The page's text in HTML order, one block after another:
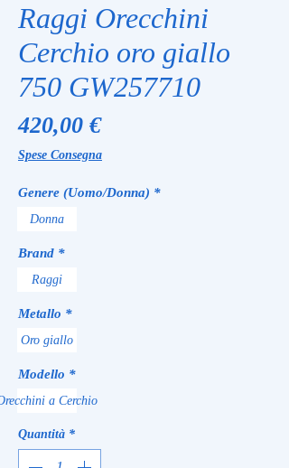
Raggi Orecchini
Cerchio oro giallo
750 GW257710
420,00 €Prezzo
Spese Consegna
Genere (Uomo/Donna) *
Donna
Brand *
Raggi
Metallo *
Oro giallo
Modello *
a Cerchio
Quantità *